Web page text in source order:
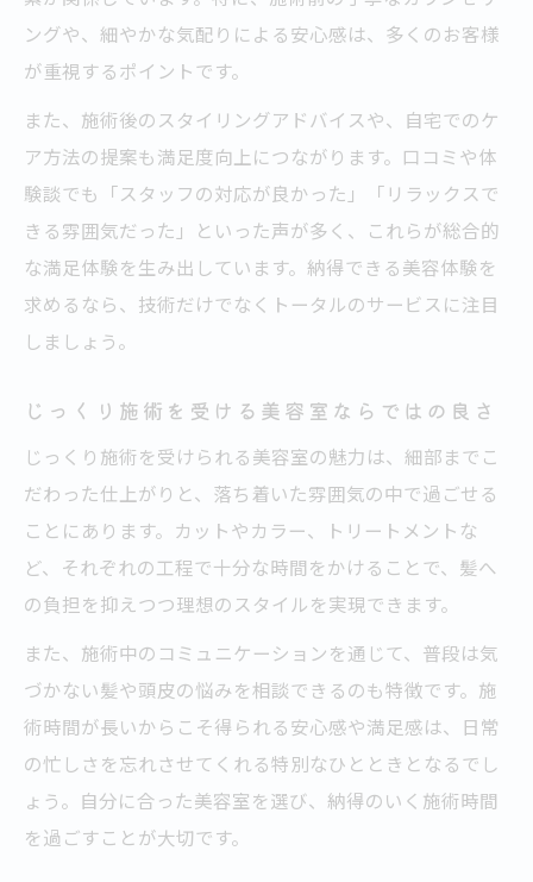
ングや、細やかな気配りによる安心感は、多くのお客様
が重視するポイントです。
また、施術後のスタイリングアドバイスや、自宅でのケ
ア方法の提案も満足度向上につながります。口コミや体
験談でも「スタッフの対応が良かった」「リラックスで
きる雰囲気だった」といった声が多く、これらが総合的
な満足体験を生み出しています。納得できる美容体験を
求めるなら、技術だけでなくトータルのサービスに注目
しましょう。
じっくり施術を受ける美容室ならではの良さ
じっくり施術を受けられる美容室の魅力は、細部までこ
だわった仕上がりと、落ち着いた雰囲気の中で過ごせる
ことにあります。カットやカラー、トリートメントな
ど、それぞれの工程で十分な時間をかけることで、髪へ
の負担を抑えつつ理想のスタイルを実現できます。
また、施術中のコミュニケーションを通じて、普段は気
づかない髪や頭皮の悩みを相談できるのも特徴です。施
術時間が長いからこそ得られる安心感や満足感は、日常
の忙しさを忘れさせてくれる特別なひとときとなるでし
ょう。自分に合った美容室を選び、納得のいく施術時間
を過ごすことが大切です。